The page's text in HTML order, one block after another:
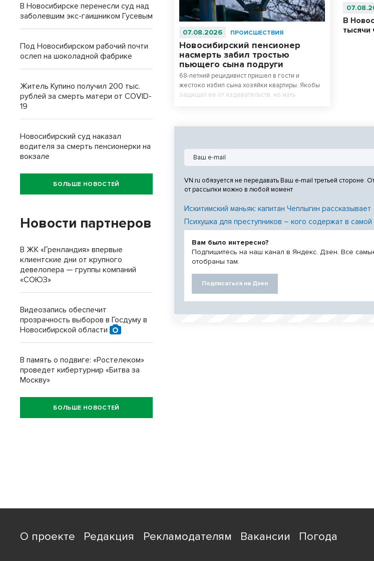
07.08.2026 ПРОИСШЕСТВИЯ
Новосибирский пенсионер
насмерть забил тростью
пьющего сына подруги
68-летний рецидивист пришел в гости и
жестоко избил сына хозяйки квартиры. Якобы
защищал ее от издевательств, но мать
В
VN.ru обязуется не передавать Ваш e-mail третьей стороне.
от рассылки можно в любой момент
Искитимский маньяк: капитан Чеплыгин рассказывает
Психушка для преступников – кого содержат в
Вам было интересно?
Подпишитесь на наш канал в Яндекс. Дзен. Все
отобраны там.
Подписаться на Дзен
В Новосибирске перенесли суд над
заболевшим экс-гаишником Гусевым
Под Новосибирском рабочий почти
ослеп на шоколадной фабрике
Житель Купино получил 200 тыс.
рублей за смерть матери от COVID-
19
Новосибирский суд наказал
водителя за смерть пенсионерки на
вокзале
БОЛЬШЕ НОВОСТЕЙ
Новости партнеров
В ЖК «Гренландия» впервые
клиентские дни от крупного
девелопера — группы компаний
«СОЮЗ»
Видеозапись обеспечит
прозрачность выборов в Госдуму в
Новосибирской области
В память о подвиге: «Ростелеком»
проведет кибертурнир «Битва за
Москву»
БОЛЬШЕ НОВОСТЕЙ
О проекте Редакция Рекламодателям Вакансии Погода